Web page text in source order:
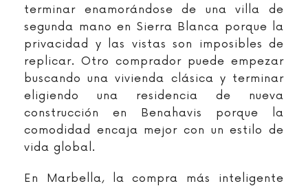
terminar enamorándose de una villa de
segunda mano en Sierra Blanca porque la
privacidad y las vistas son imposibles de
replicar. Otro comprador puede empezar
buscando una vivienda clásica y terminar
eligiendo una residencia de nueva
construcción en Benahavis porque la
comodidad encaja mejor con un estilo de
vida global.
En Marbella, la compra más inteligente